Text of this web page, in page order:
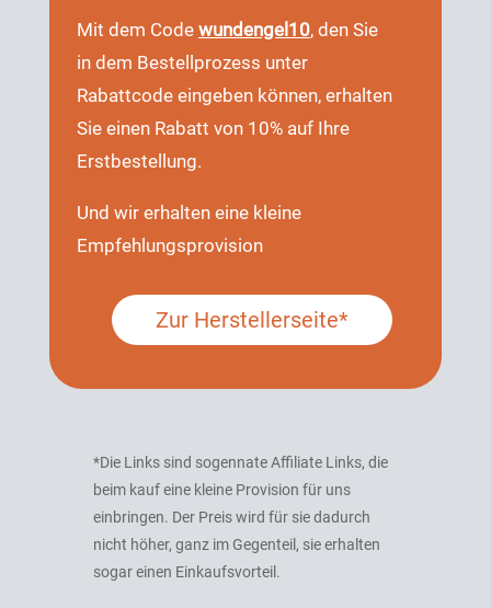
Mit dem Code wundengel10, den Sie
in dem Bestellprozess unter
Rabattcode eingeben können, erhalten
Sie einen Rabatt von 10% auf Ihre
Erstbestellung.
Und wir erhalten eine kleine
Empfehlungsprovision
Zur Herstellerseite*
*Die Links sind sogennate Affiliate Links, die
beim kauf eine kleine Provision für uns
einbringen. Der Preis wird für sie dadurch
nicht höher, ganz im Gegenteil, sie erhalten
sogar einen Einkaufsvorteil.